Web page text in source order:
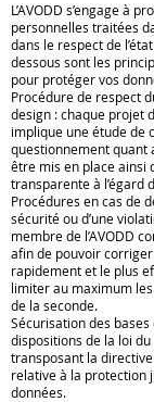
L’AVODD s’engage à
personnelles traitées
dans le respect de
dessous sont les
pour protéger vos
Procédure de respect
design : chaque projet
implique une étude de
questionnement quant
être mis en place ainsi
transparente à l’égard
Procédures en cas de
sécurité ou d’une
membre de l’AVODD
afin de pouvoir
rapidement et le plus
limiter au maximum
de la seconde.
Sécurisation des
dispositions de la loi
transposant la
relative à la protection
données.